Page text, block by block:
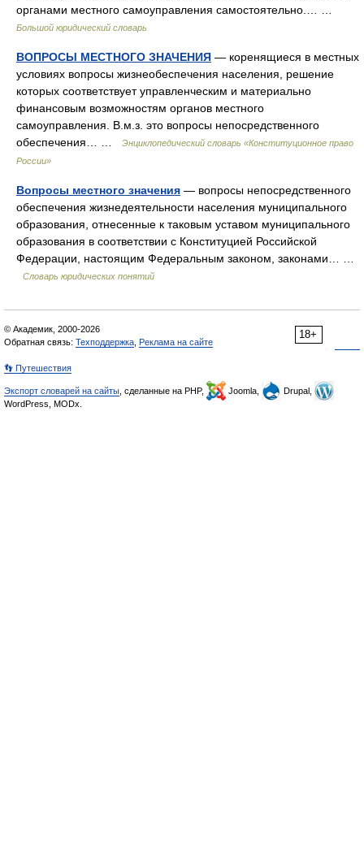
органами местного самоуправления самостоятельно.… …
Большой юридический словарь
ВОПРОСЫ МЕСТНОГО ЗНАЧЕНИЯ — коренящиеся в местных
условиях вопросы жизнеобеспечения населения, решение
которых соответствует управленческим и материально
финансовым возможностям органов местного
самоуправления. В.м.з. это вопросы непосредственного
обеспечения… …
Энциклопедический словарь «Конституционное право
России»
Вопросы местного значения — вопросы непосредственного
обеспечения жизнедеятельности населения муниципального
образования, отнесенные к таковым уставом муниципального
образования в соответствии с Конституцией Российской
Федерации, настоящим Федеральным законом, законами… …
Словарь юридических понятий
18+
© Академик, 2000-2026
Обратная связь: Техподдержка Реклама на сайте
👣 Путешествия
Экспорт словарей на сайты , сделанные на PHP, Joomla,
Drupal,
WordPress, MODx.